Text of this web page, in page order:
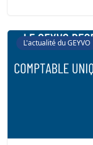
L'actualité du GEYVO